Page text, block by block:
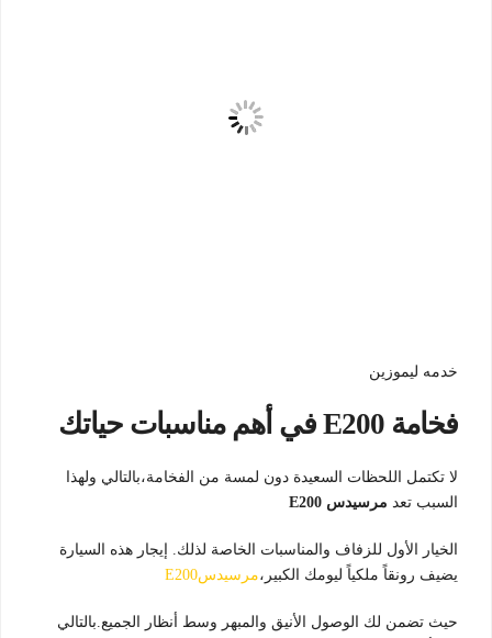
خدمه ليموزين
فخامة E200 في أهم مناسبات حياتك
لا تكتمل اللحظات السعيدة دون لمسة من الفخامة،بالتالي ولهذا
السبب تعد مرسيدس E200
الخيار الأول للزفاف والمناسبات الخاصة لذلك. إيجار هذه السيارة
يضيف رونقاً ملكياً ليومك الكبير،مرسيدسE200
حيث تضمن لك الوصول الأنيق والمبهر وسط أنظار الجميع.بالتالي